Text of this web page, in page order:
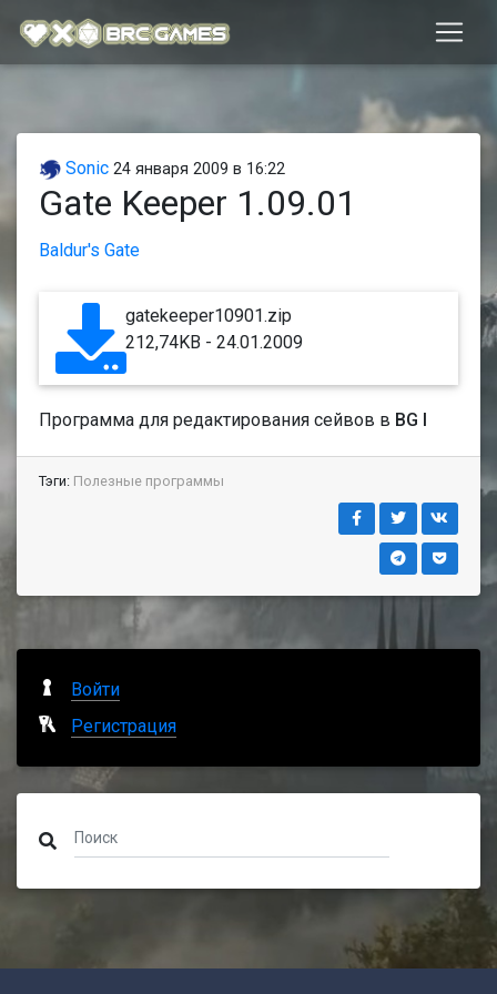
Sonic 24 января 2009 в 16:22
Gate Keeper 1.09.01
Baldur's Gate
gatekeeper10901.zip
212,74KB - 24.01.2009
Программа для редактирования сейвов в BG I
Тэги: Полезные программы
Войти
Регистрация